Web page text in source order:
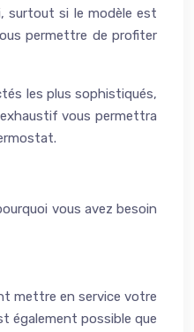
surtout si le modèle est
permettre de profiter
les plus sophistiqués,
vous permettra
vous avez besoin
mettre en service votre
également possible que